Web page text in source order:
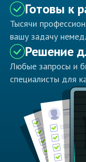
Готовы к
Тысячи
вашу задачу
Решение
Любые запросы и
специалисты для